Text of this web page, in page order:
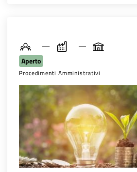
Aperto
Procedimenti Amministrativi